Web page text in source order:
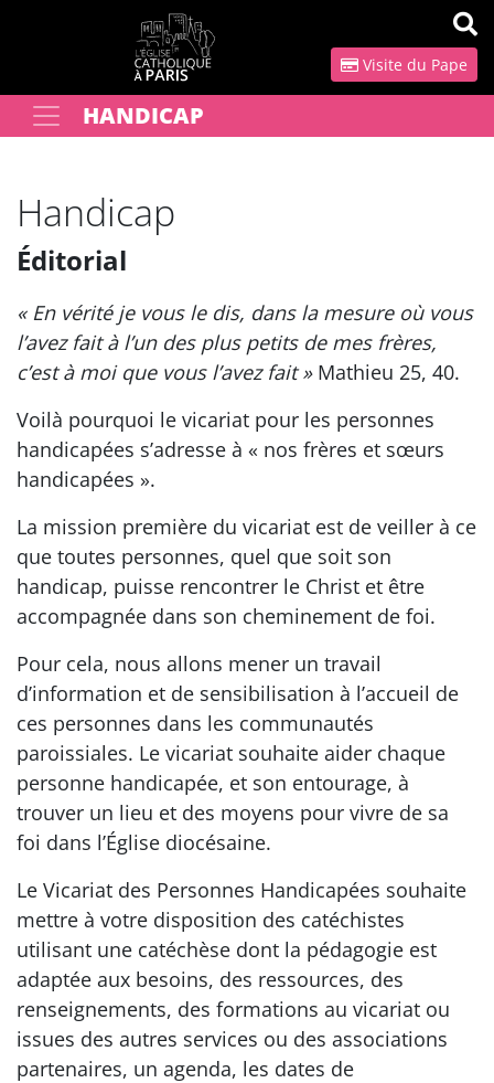
Visite du Pape
Votre rechercheHANDICAP
Handicap
Éditorial
« En vérité je vous le dis, dans la mesure où vous
l’avez fait à l’un des plus petits de mes frères,
c’est à moi que vous l’avez fait »Mathieu 25, 40.
Voilà pourquoi le vicariat pour les personnes
handicapées s’adresse à « nos frères et sœurs
handicapées ».
La mission première du vicariat est de veiller à ce
que toutes personnes, quel que soit son
handicap, puisse rencontrer le Christ et être
accompagnée dans son cheminement de foi.
Pour cela, nous allons mener un travail
d’information et de sensibilisation à l’accueil de
ces personnes dans les communautés
paroissiales. Le vicariat souhaite aider chaque
personne handicapée, et son entourage, à
trouver un lieu et des moyens pour vivre de sa
foi dans l’Église diocésaine.
Le Vicariat des Personnes Handicapées souhaite
mettre à votre disposition des catéchistes
utilisant une catéchèse dont la pédagogie est
adaptée aux besoins, des ressources, des
renseignements, des formations au vicariat ou
issues des autres services ou des associations
partenaires, un agenda, les dates de
Panneau de gestion des cookies